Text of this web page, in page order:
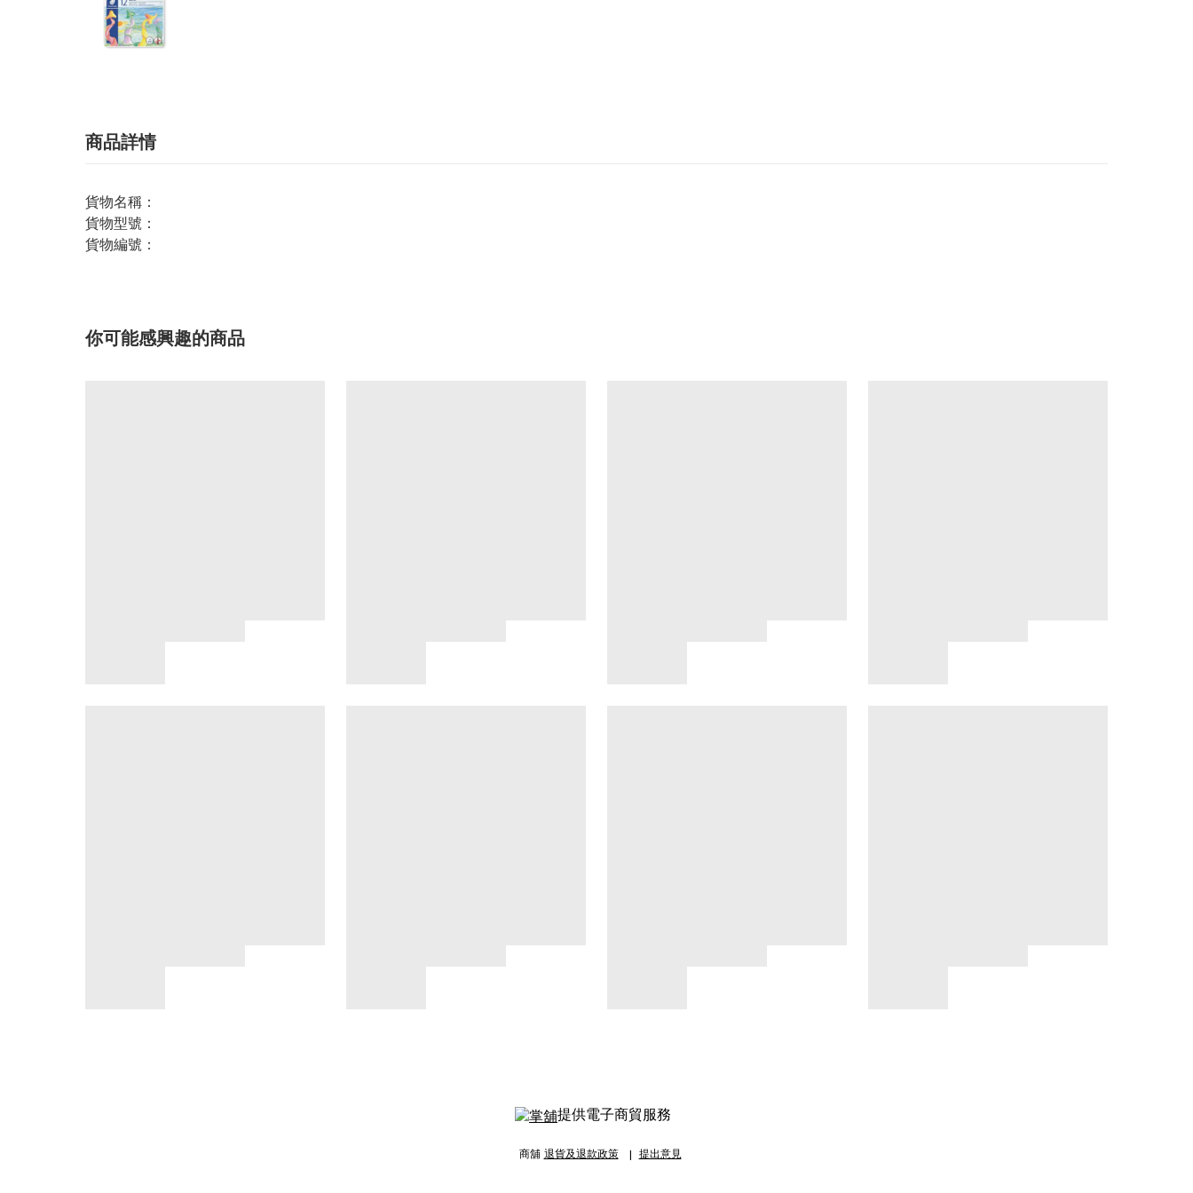
商品詳情
貨物名稱：
貨物型號：
貨物編號：
你可能感興趣的商品
提供電子商貿服務
商舖 退貨及退款政策 提出意見